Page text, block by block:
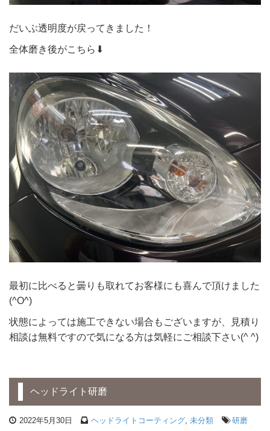
だいぶ透明度が戻ってきました！
全体磨き後がこちら⬇︎
最初に比べると曇りも取れてお客様にも喜んで頂けました
(^O^)
状態によっては施工できない場合もございますが、見積り
相談は無料ですので気になる方は気軽にご相談下さい(^ ^)
ヘッドライト研磨
2022年5月30日 ヘッドライトコーティング, 未分類 研磨